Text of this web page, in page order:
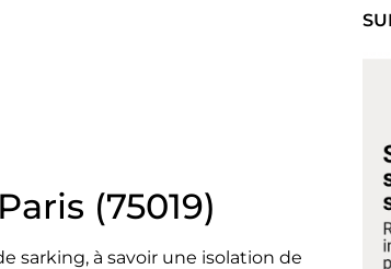
(75019)
sarking, à savoir une isolation de